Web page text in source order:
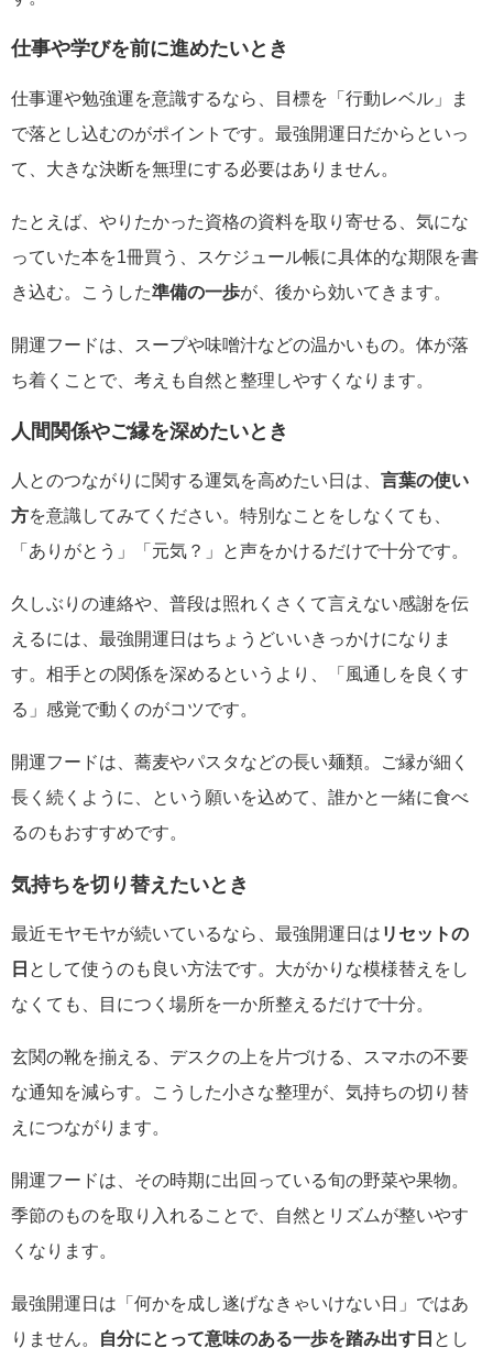
仕事や学びを前に進めたいとき
仕事運や勉強運を意識するなら、目標を「行動レベル」ま
で落とし込むのがポイントです。最強開運日だからといっ
て、大きな決断を無理にする必要はありません。
たとえば、やりたかった資格の資料を取り寄せる、気にな
っていた本を1冊買う、スケジュール帳に具体的な期限を書
き込む。こうした準備の一歩が、後から効いてきます。
開運フードは、スープや味噌汁などの温かいもの。体が落
ち着くことで、考えも自然と整理しやすくなります。
人間関係やご縁を深めたいとき
人とのつながりに関する運気を高めたい日は、 言葉の使い
方を意識してみてください。特別なことをしなくても、
「ありがとう」「元気？」と声をかけるだけで十分です。
久しぶりの連絡や、普段は照れくさくて言えない感謝を伝
えるには、最強開運日はちょうどいいきっかけになりま
す。相手との関係を深めるというより、「風通しを良くす
る」感覚で動くのがコツです。
開運フードは、蕎麦やパスタなどの長い麺類。ご縁が細く
長く続くように、という願いを込めて、誰かと一緒に食べ
るのもおすすめです。
気持ちを切り替えたいとき
最近モヤモヤが続いているなら、最強開運日は リセットの
日 として使うのも良い方法です。大がかりな模様替えをし
なくても、目につく場所を一か所整えるだけで十分。
玄関の靴を揃える、デスクの上を片づける、スマホの不要
な通知を減らす。こうした小さな整理が、気持ちの切り替
えにつながります。
開運フードは、その時期に出回っている旬の野菜や果物。
季節のものを取り入れることで、自然とリズムが整いやす
くなります。
最強開運日は「何かを成し遂げなきゃいけない日」ではあ
りません。
自分にとって意味のある一歩を踏み出す日 とし